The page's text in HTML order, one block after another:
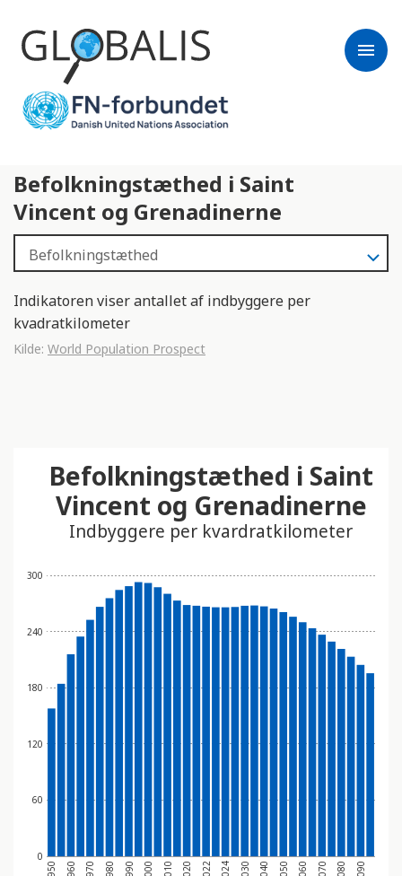
menu
Befolkningstæthed i Saint
Vincent og Grenadinerne
Indikatoren viser antallet af indbyggere per
kvadratkilometer
Kilde: World Population Prospect
0
60
120
180
240
300
1950 1960 1970 1980 1990 2000 2010 2020 2022 2024 2030 2040 2050 2060 2070 2080 2090
Befolkningstæthed i Saint
Vincent og Grenadinerne
Indbyggere per kvardratkilometer